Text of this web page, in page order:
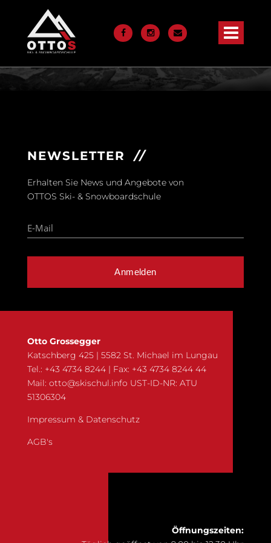
Navigation
Die Skischule
Jobs
NEWSLETTER
Erhalten Sie News und Angebote von
OTTOS Ski- & Snowboardschule
Otto Grossegger
Katschberg 425 | 5582 St. Michael im Lungau
Tel.: +43 4734 8244 | Fax: +43 4734 8244 44
Mail: otto@skischul.info UST-ID-NR: ATU
51306304
Impressum & Datenschutz
AGB's
Öffnungszeiten: